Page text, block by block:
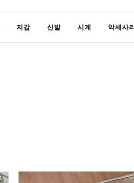
지갑 신발 시계 악세사리